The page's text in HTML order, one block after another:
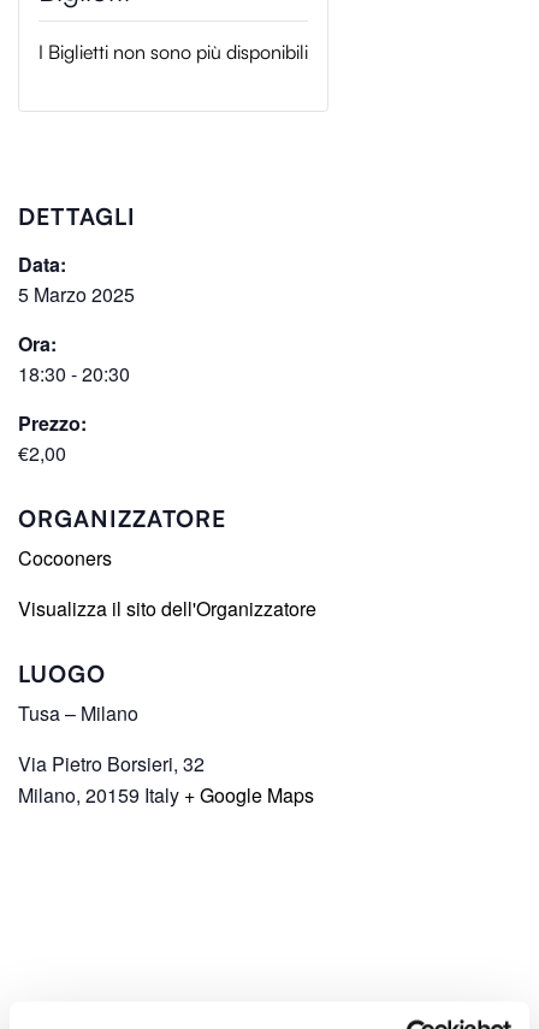
DETTAGLI
Data:
5 Marzo 2025
Ora:
18:30 - 20:30
Prezzo:
€2,00
ORGANIZZATORE
Cocooners
Visualizza il sito dell'Organizzatore
LUOGO
Tusa – Milano
Via Pietro Borsieri, 32
Milano, 20159 Italy + Google Maps
I Biglietti non sono più disponibili